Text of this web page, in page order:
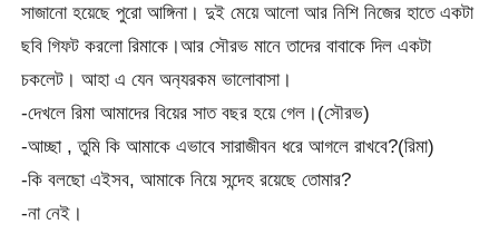
সাজানো হয়েছে পুরো আঙ্গিনা। দুই মেয়ে আলো আর নিশি নিজের হাতে একটা
ছবি গিফট করলো রিমাকে।আর সৌরভ মানে তাদের বাবাকে দিল একটা
চকলেট। আহা এ যেন অন্যরকম ভালোবাসা।
-দেখলে রিমা আমাদের বিয়ের সাত বছর হয়ে গেল।(সৌরভ)
-আচ্ছা , তুমি কি আমাকে এভাবে সারাজীবন ধরে আগলে রাখবে?(রিমা)
-কি বলছো এইসব, আমাকে নিয়ে সন্দেহ রয়েছে তোমার?
-না নেই।